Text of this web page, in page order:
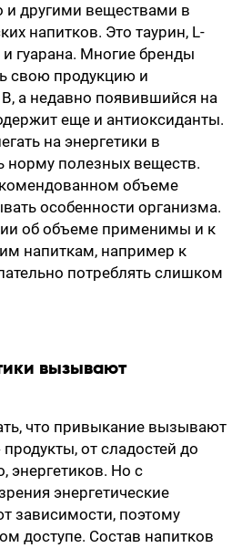
и другими веществами в
напитков. Это таурин, L-
гуарана. Многие бренды
свою продукцию и
а недавно появившийся на
еще и антиоксиданты.
на энергетики в
норму полезных веществ.
объеме
особенности организма.
об объеме применимы и к
напиткам, например к
потреблять слишком
вызывают
что привыкание вызывают
от сладостей до
энергетиков. Но с
энергетические
зависимости, поэтому
доступе. Состав напитков